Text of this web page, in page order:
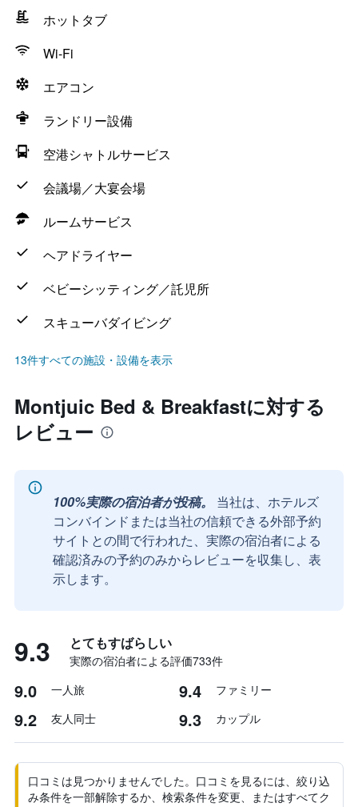
ホットタブ
Wi-Fi
エアコン
ランドリー設備
空港シャトルサービス
会議場／大宴会場
ルームサービス
ヘアドライヤー
ベビーシッティング／託児所
スキューバダイビング
13件すべての施設・設備を表示
Montjuic Bed & Breakfastに対する
レビュー
100%実際の宿泊者が投稿。
当社は、ホテルズ
コンバインドまたは当社の信頼できる外部予約
サイトとの間で行われた、実際の宿泊者による
確認済みの予約のみからレビューを収集し、表
示します。
9.3 とてもすばらしい
実際の宿泊者による評価733​件
9.0 一人旅 9.4 ファミリー
9.2 友人同士 9.3 カップル
口コミは見つかりませんでした。口コミを見るには、絞り込
み条件を一部解除するか、検索条件を変更、またはすべてク